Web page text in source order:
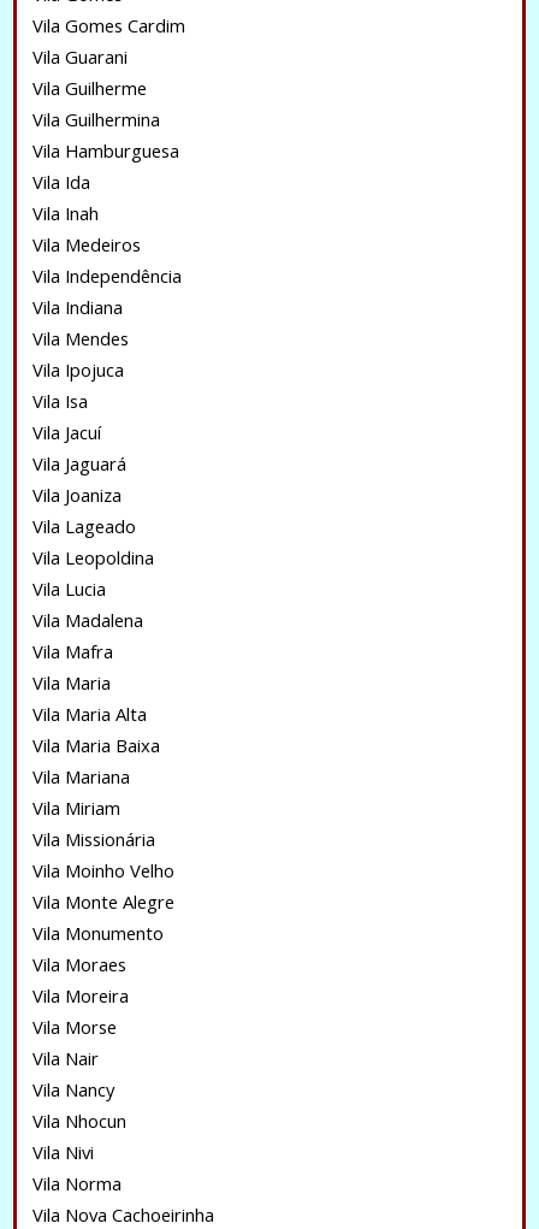
Vila Gomes Cardim
Vila Guarani
Vila Guilherme
Vila Guilhermina
Vila Hamburguesa
Vila Ida
Vila Inah
Vila Medeiros
Vila Independência
Vila Indiana
Vila Mendes
Vila Ipojuca
Vila Isa
Vila Jacuí
Vila Jaguará
Vila Joaniza
Vila Lageado
Vila Leopoldina
Vila Lucia
Vila Madalena
Vila Mafra
Vila Maria
Vila Maria Alta
Vila Maria Baixa
Vila Mariana
Vila Miriam
Vila Missionária
Vila Moinho Velho
Vila Monte Alegre
Vila Monumento
Vila Moraes
Vila Moreira
Vila Morse
Vila Nair
Vila Nancy
Vila Nhocun
Vila Nivi
Vila Norma
Vila Nova Cachoeirinha